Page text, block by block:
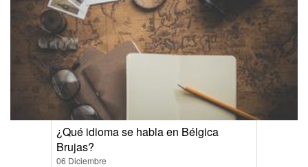
¿Qué idioma se habla en Bélgica
Brujas?
06 Diciembre